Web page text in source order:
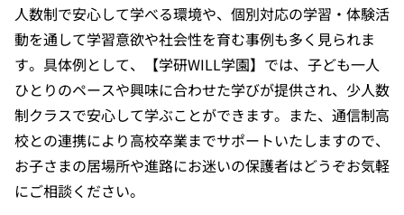
人数制で安心して学べる環境や、個別対応の学習・体験活
動を通して学習意欲や社会性を育む事例も多く見られま
す。具体例として、【学研WILL学園】では、子ども一人
ひとりのペースや興味に合わせた学びが提供され、少人数
制クラスで安心して学ぶことができます。また、通信制高
校との連携により高校卒業までサポートいたしますので、
お子さまの居場所や進路にお迷いの保護者はどうぞお気軽
にご相談ください。